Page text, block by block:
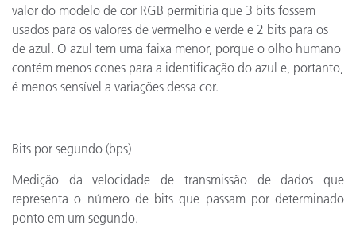
valor do modelo de cor RGB permitiria que 3 bits fossem
usados para os valores de vermelho e verde e 2 bits para os
de azul. O azul tem uma faixa menor, porque o olho humano
contém menos cones para a identificação do azul e, portanto,
é menos sensível a variações dessa cor.
Bits por segundo (bps)
Medição da velocidade de transmissão de dados que
representa o número de bits que passam por determinado
ponto em um segundo.